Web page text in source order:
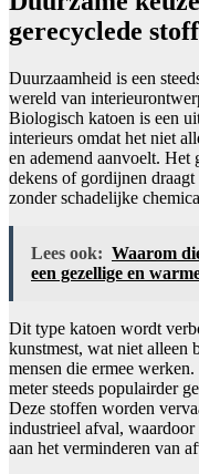
gerecyclede
Duurzaamheid is een
wereld van
Biologisch katoen is een
interieurs omdat het niet
en ademend aanvoelt.
dekens of gordijnen
zonder schadelijke
Lees ook: Waarom
een gezellige en
Dit type katoen wordt
kunstmest, wat niet alleen
mensen die ermee
meter steeds populairder
Deze stoffen worden
industrieel afval,
aan het verminderen van